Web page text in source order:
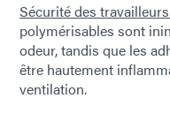
Sécurité des
polymérisables sont
odeur, tandis que les
être hautement
ventilation.